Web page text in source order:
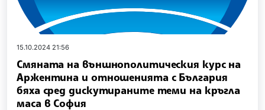
15.10.2024 21:56
Смяната на външнополитическия курс на
Аржентина и отношенията с България
бяха сред дискутираните теми на кръгла
маса в София